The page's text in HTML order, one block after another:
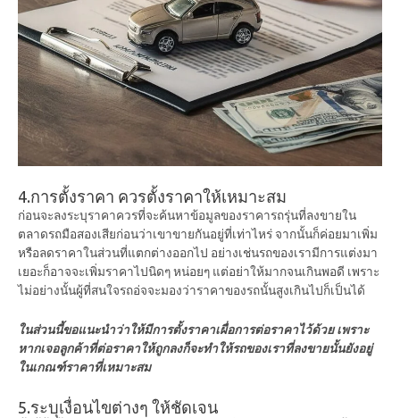
4.การตั้งราคา ควรตั้งราคาให้เหมาะสม
ก่อนจะลงระบุราคาควรที่จะค้นหาข้อมูลของราคารถรุ่นที่ลงขายใน
ตลาดรถมือสองเสียก่อนว่าเขาขายกันอยู่ที่เท่าไหร่ จากนั้นก็ค่อยมาเพิ่ม
หรือลดราคาในส่วนที่แตกต่างออกไป อย่างเช่นรถของเรามีการแต่งมา
เยอะก็อาจจะเพิ่มราคาไปนิดๆ หน่อยๆ แต่อย่าให้มากจนเกินพอดี เพราะ
ไม่อย่างนั้นผู้ที่สนใจรถอ่จจะมองว่าราคาของรถนั้นสูงเกินไปก็เป็นได้
ในส่วนนี้ขอแนะนำว่าให้มีการตั้งราคาเผื่อการต่อราคาไว้ด้วย เพราะ
หากเจอลูกค้าที่ต่อราคาให้ถูกลงก็จะทำให้รถของเราที่ลงขายนั้นยังอยู่
ในเกณฑ์ราคาที่เหมาะสม
5.ระบุเงื่อนไขต่างๆ ให้ชัดเจน